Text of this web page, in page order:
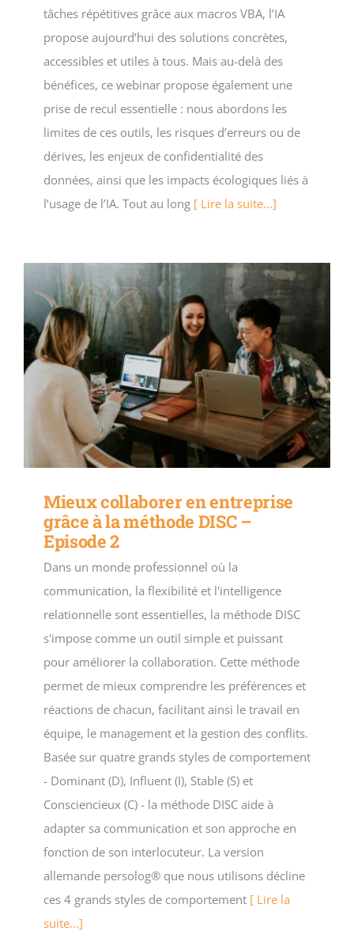
tâches répétitives grâce aux macros VBA, l’IA
propose aujourd’hui des solutions concrètes,
accessibles et utiles à tous. Mais au-delà des
bénéfices, ce webinar propose également une
prise de recul essentielle : nous abordons les
limites de ces outils, les risques d’erreurs ou de
dérives, les enjeux de confidentialité des
données, ainsi que les impacts écologiques liés à
l’usage de l’IA. Tout au long [ Lire la suite...]
Mieux collaborer en entreprise
grâce à la méthode DISC –
Episode 2
Dans un monde professionnel où la
communication, la flexibilité et l'intelligence
relationnelle sont essentielles, la méthode DISC
s'impose comme un outil simple et puissant
pour améliorer la collaboration. Cette méthode
permet de mieux comprendre les préférences et
réactions de chacun, facilitant ainsi le travail en
équipe, le management et la gestion des conflits.
Basée sur quatre grands styles de comportement
- Dominant (D), Influent (I), Stable (S) et
Consciencieux (C) - la méthode DISC aide à
adapter sa communication et son approche en
fonction de son interlocuteur. La version
allemande persolog® que nous utilisons décline
ces 4 grands styles de comportement [ Lire la
suite...]